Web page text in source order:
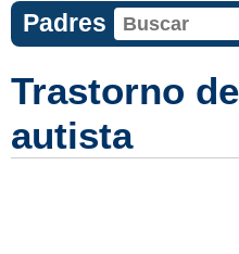
Padres
Trastorno
autista